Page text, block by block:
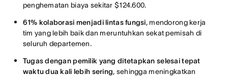
penghematan biaya sekitar $124.600.
61% kolaborasi menjadi lintas fungsi, mendorong kerja
tim yang lebih baik dan meruntuhkan sekat pemisah di
seluruh departemen.
Tugas dengan pemilik yang ditetapkan selesai tepat
waktu dua kali lebih sering, sehingga meningkatkan